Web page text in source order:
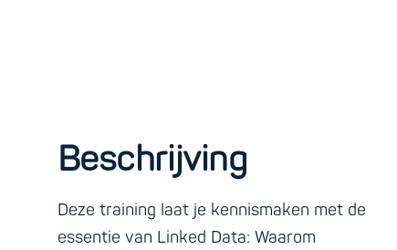
Beschrijving
Deze training laat je kennismaken met de
essentie van Linked Data: Waarom